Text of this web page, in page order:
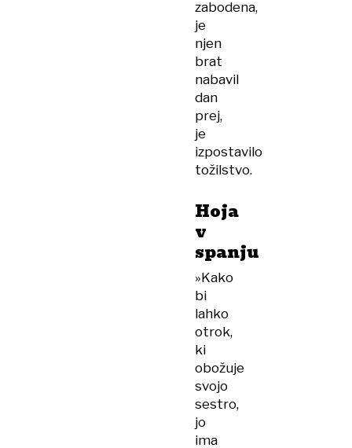
zabodena,
je
njen
brat
nabavil
dan
prej,
je
izpostavilo
tožilstvo.
Hoja
v
spanju
»Kako
bi
lahko
otrok,
ki
obožuje
svojo
sestro,
jo
ima